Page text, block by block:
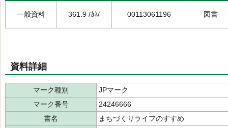
一般資料 361.9 /ｶﾈ/ 00113061196 図書
資料詳細
マーク種別
JPマーク
マーク番号
24246666
書名
まちづくりライフのすすめ